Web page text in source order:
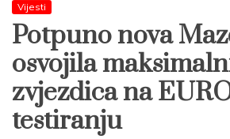
Vijesti
Potpuno nova
osvojila
zvjezdica na
testiranju